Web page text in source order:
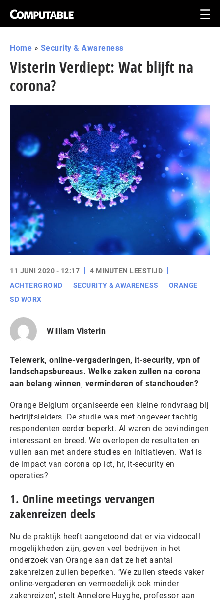
Home » Security & Awareness
Visterin Verdiept: Wat blijft na
corona?
11 JUNI 2020 - 12:17
4 MINUTEN LEESTIJD
ACHTERGROND
SECURITY & AWARENESS
ORANGE
SD WORX
William Visterin
Telewerk, online-vergaderingen, it-security, vpn of
landschapsbureaus. Welke zaken zullen na corona
aan belang winnen, verminderen of standhouden?
Orange Belgium organiseerde een kleine rondvraag bij
bedrijfsleiders. De studie was met ongeveer tachtig
respondenten eerder beperkt. Al waren de bevindingen
interessant en breed. We overlopen de resultaten en
vullen aan met andere studies en initiatieven. Wat is
de impact van corona op ict, hr, it-security en
operaties?
1. Online meetings vervangen
zakenreizen deels
Nu de praktijk heeft aangetoond dat er via videocall
mogelijkheden zijn, geven veel bedrijven in het
onderzoek van Orange aan dat ze het aantal
zakenreizen zullen beperken. ‘We zullen steeds vaker
online-vergaderen en vermoedelijk ook minder
zakenreizen’, stelt Annelore Huyghe, professor aan